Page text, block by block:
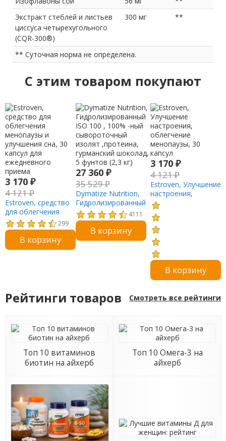
Экстракт стеблей и листьев
циссуса четырехугольного
(CQR-300®)
300 мг **
** Суточная норма не определена.
C этим товаром покупают
3 170 ₽
4 121₽
Estroven, средство
для облегчения
менопаузы и
улучшения сна, 30
капсул для
ежедневного
299
В корзину
27 360 ₽
35 529₽
Dymatize Nutrition,
Гидролизированный
ISO 100 , 100% -ный
сывороточный
изолят ,протеина,
гурманский шоколад,
5 фунтов (2,3 кг)
4111
В корзину
3 170₽
4 121₽
Estroven, Улучшение
настроения,
облегчение
менопаузы, 30
капсул
В корзину
Рейтинги товаров Смотреть все рейтинги
Топ 10 витаминов
биотин на айхерб
Топ 10 Омега-3 на
айхерб